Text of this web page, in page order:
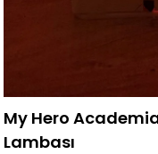
My Hero
Lambası